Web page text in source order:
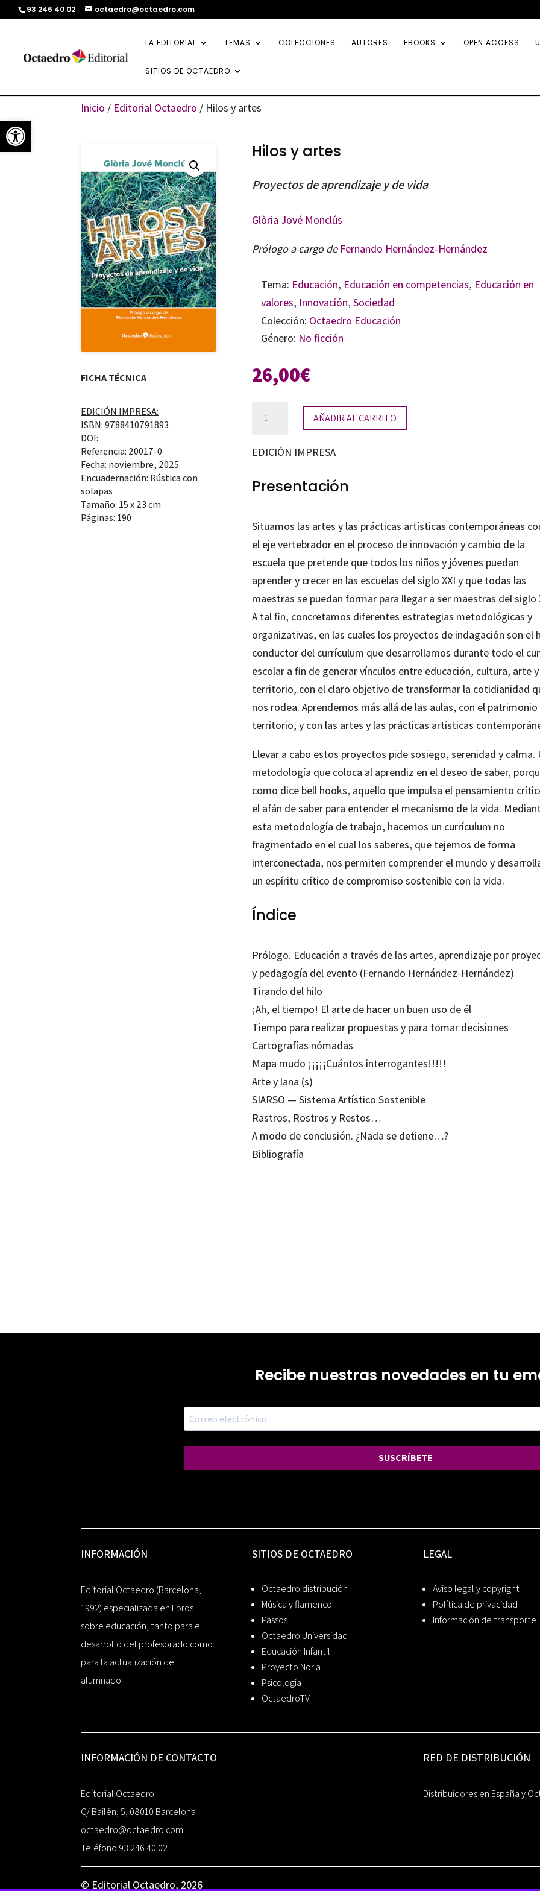
Abrir barra de herramientas
93 246 40 02 octaedro@octaedro.com
LA EDITORIAL TEMAS COLECCIONES AUTORES EBOOKS OPEN ACCESS
SITIOS DE OCTAEDRO
Inicio / Editorial Octaedro / Hilos y artes
FICHA TÉCNICA
EDICIÓN IMPRESA:
ISBN: 9788410791893
DOI:
Referencia: 20017-0
Fecha: noviembre, 2025
Encuadernación: Rústica con
solapas
Tamaño: 15 x 23 cm
Páginas: 190
Hilos y artes
Proyectos de aprendizaje y de vida
Glòria Jové Monclús
Prólogo a cargo de Fernando Hernández-Hernández
Tema: Educación, Educación en competencias, Educación en
valores, Innovación, Sociedad
Colección: Octaedro Educación
Género: No ficción
26,00€
artes
AÑADIR AL CARRITO
EDICIÓN IMPRESA
Presentación
Situamos las artes y las prácticas artísticas contemporáneas
el eje vertebrador en el proceso de innovación y cambio de la
escuela que pretende que todos los niños y jóvenes puedan
aprender y crecer en las escuelas del siglo XXI y que todas las
maestras se puedan formar para llegar a ser maestras del siglo
A tal fin, concretamos diferentes estrategias metodológicas y
organizativas, en las cuales los proyectos de indagación son el
conductor del currículum que desarrollamos durante todo el
escolar a fin de generar vínculos entre educación, cultura, arte y
territorio, con el claro objetivo de transformar la cotidianidad
nos rodea. Aprendemos más allá de las aulas, con el patrimonio
territorio, y con las artes y las prácticas artísticas
Llevar a cabo estos proyectos pide sosiego, serenidad y calma.
metodología que coloca al aprendiz en el deseo de saber,
como dice bell hooks, aquello que impulsa el pensamiento
el afán de saber para entender el mecanismo de la vida.
esta metodología de trabajo, hacemos un currículum no
fragmentado en el cual los saberes, que tejemos de forma
interconectada, nos permiten comprender el mundo y
un espíritu crítico de compromiso sostenible con la vida.
Índice
Prólogo. Educación a través de las artes, aprendizaje por
y pedagogía del evento (Fernando Hernández-Hernández)
Tirando del hilo
¡Ah, el tiempo! El arte de hacer un buen uso de él
Tiempo para realizar propuestas y para tomar decisiones
Cartografías nómadas
Mapa mudo ¡¡¡¡¡Cuántos interrogantes!!!!!
Arte y lana (s)
SIARSO — Sistema Artístico Sostenible
Rastros, Rostros y Restos…
A modo de conclusión. ¿Nada se detiene…?
Bibliografía
Recibe nuestras novedades en tu
SUSCRÍBETE
INFORMACIÓN
Editorial Octaedro (Barcelona,
1992) especializada en libros
sobre educación, tanto para el
desarrollo del profesorado como
para la actualización del
alumnado.
SITIOS DE OCTAEDRO
Octaedro distribución
Música y flamenco
Passos
Octaedro Universidad
Educación Infantil
Proyecto Noria
Psicología
OctaedroTV
LEGAL
Aviso legal y copyright
Política de privacidad
Información de transporte
INFORMACIÓN DE CONTACTO
Editorial Octaedro
C/ Bailén, 5, 08010 Barcelona
octaedro@octaedro.com
Teléfono 93 246 40 02
RED DE DISTRIBUCIÓN
Distribuidores en España y
© Editorial Octaedro, 2026